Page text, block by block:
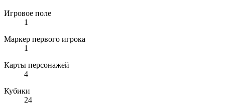
Игровое поле
1
Маркер первого игрока
1
Карты персонажей
4
Кубики
24